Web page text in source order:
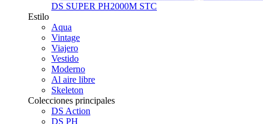
DS SUPER PH2000M STC
Estilo
Aqua
Vintage
Viajero
Vestido
Moderno
Al aire libre
Skeleton
Colecciones principales
DS Action
DS PH